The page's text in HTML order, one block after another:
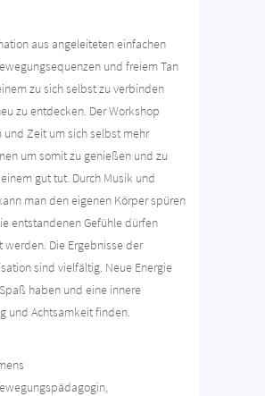
aus angeleiteten einfachen
und freiem Tan
zu sich selbst zu verbinden
zu entdecken. Der Workshop
und Zeit um sich selbst mehr
um somit zu genießen und zu
gut tut. Durch Musik und
man den eigenen Körper spüren
entstandenen Gefühle dürfen
werden. Die Ergebnisse der
sind vielfältig. Neue Energie
haben und eine innere
und Achtsamkeit finden.